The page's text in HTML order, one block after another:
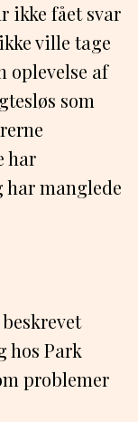
ikke fået svar
ville tage
oplevelse af
som
har
manglede
hos Park
problemer